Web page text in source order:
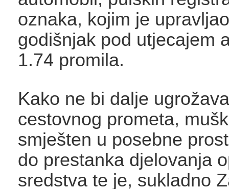
oznaka, kojim je
godišnjak pod utjecajem
1.74 promila.
Kako ne bi dalje
cestovnog prometa,
smješten u posebne
do prestanka djelovanja
sredstva te je, sukladno